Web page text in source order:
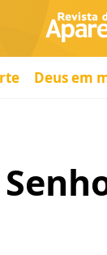
Deus em